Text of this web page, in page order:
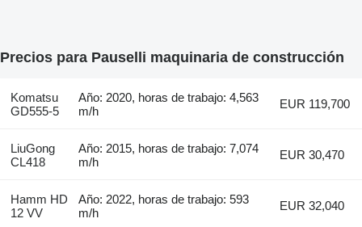
Precios para Pauselli maquinaria de construcción
Komatsu
GD555-5
Año: 2020, horas de trabajo: 4,563
m/h
EUR 119,700
LiuGong
CL418
Año: 2015, horas de trabajo: 7,074
m/h
EUR 30,470
Hamm HD
12 VV
Año: 2022, horas de trabajo: 593
m/h
EUR 32,040